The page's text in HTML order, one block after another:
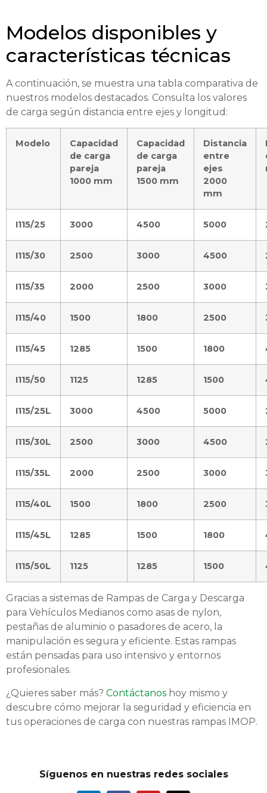
Modelos disponibles y
características técnicas
A continuación, se muestra una tabla comparativa de
nuestros modelos destacados. Consulta los valores
de carga según distancia entre ejes y longitud:
Modelo
Capacidad
de carga
pareja
1000 mm
Capacidad
de carga
pareja
1500 mm
Distancia
entre
ejes
2000
mm
I115/25 3000 4500 5000
I115/30 2500 3000 4500
I115/35 2000 2500 3000
I115/40 1500 1800 2500
I115/45 1285 1500 1800
I115/50 1125 1285 1500
I115/25L 3000 4500 5000
I115/30L 2500 3000 4500
I115/35L 2000 2500 3000
I115/40L 1500 1800 2500
I115/45L 1285 1500 1800
I115/50L 1125 1285 1500
Gracias a sistemas de Rampas de Carga y Descarga
para Vehículos Medianos como asas de nylon,
pestañas de aluminio o pasadores de acero, la
manipulación es segura y eficiente. Estas rampas
están pensadas para uso intensivo y entornos
profesionales.
¿Quieres saber más? Contáctanos hoy mismo y
descubre cómo mejorar la seguridad y eficiencia en
tus operaciones de carga con nuestras rampas IMOP.
Síguenos en nuestras redes sociales